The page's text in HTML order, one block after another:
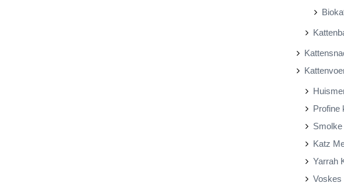
Profine
Smolke
Katz
Yarrah
Voskes